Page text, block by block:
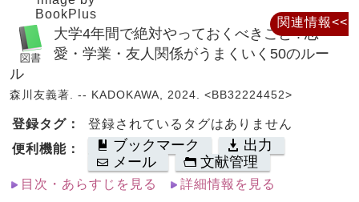
BookPlus
大学4年間で絶対やっておくべきこと : 恋
愛・学業・友人関係がうまくいく50のルー
ル
森川友義著. -- KADOKAWA, 2024. <BB32224452>
登録タグ：
登録されているタグはありません
便利機能：
ブックマーク
出力
メール
文献管理
目次・あらすじを見る 詳細情報を見る
関連情報<<